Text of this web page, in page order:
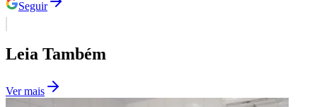
Santos
Seguir
Leia Também
Ver mais